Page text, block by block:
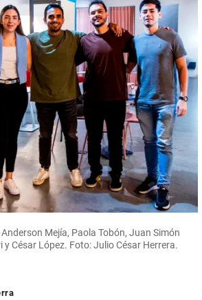
Mejía, Paola Tobón, Juan Simón
y César López. Foto: Julio César Herrera.